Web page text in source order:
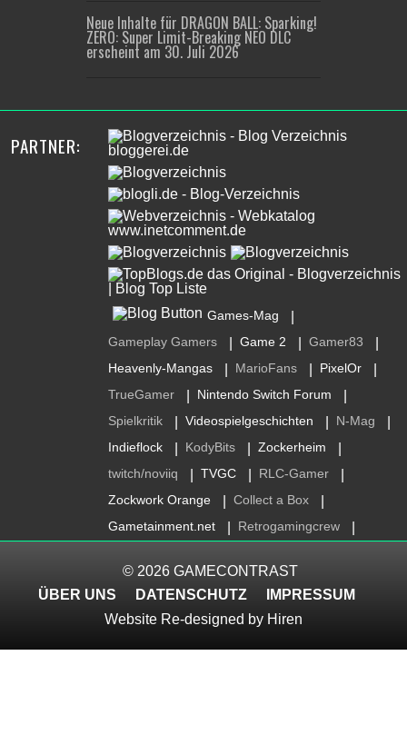
Neue Inhalte für DRAGON BALL: Sparking!
ZERO: Super Limit-Breaking NEO DLC
erscheint am 30. Juli 2026
PARTNER:
Games-Mag
Gameplay Gamers Game 2 Gamer83
Heavenly-Mangas MarioFans PixelOr
TrueGamer Nintendo Switch Forum
Spielkritik Videospielgeschichten N-Mag
Indieflock KodyBits Zockerheim
twitch/noviiq TVGC RLC-Gamer
Zockwork Orange Collect a Box
Gametainment.net Retrogamingcrew
© 2026 GAMECONTRAST
ÜBER UNS
DATENSCHUTZ
IMPRESSUM
Website Re-designed by Hiren